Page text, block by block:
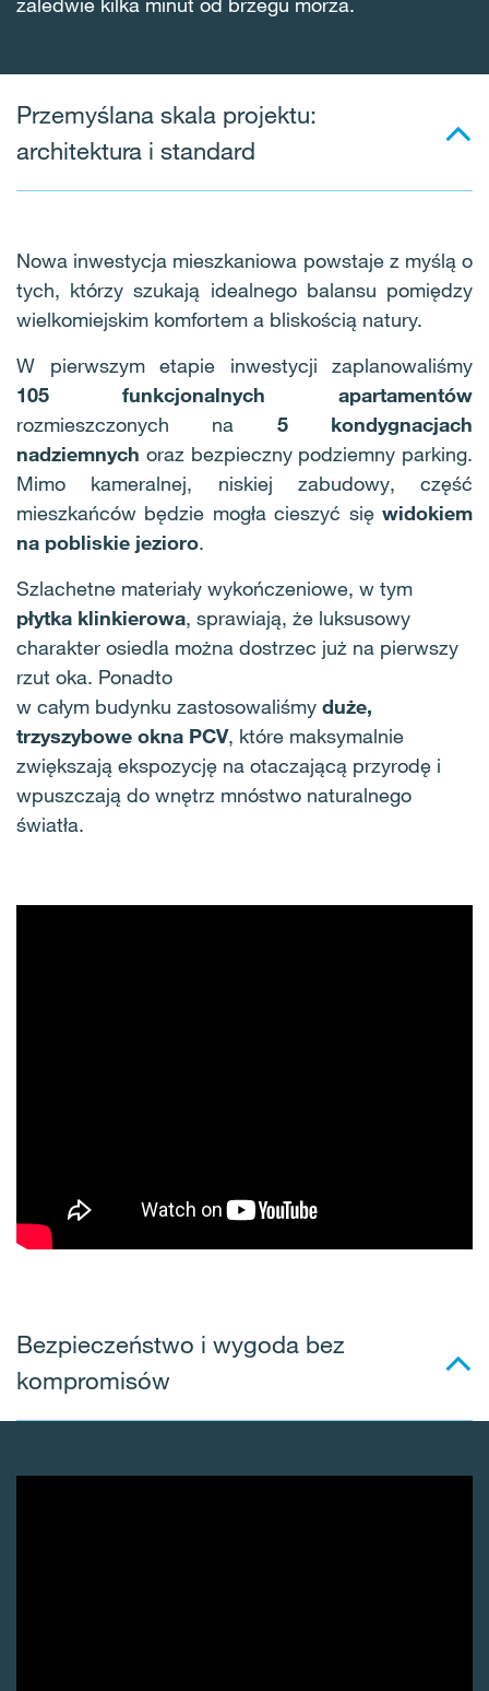
Przemyślana skala projektu:
architektura i standard
Nowa inwestycja mieszkaniowa powstaje z myślą o
tych, którzy szukają idealnego balansu pomiędzy
wielkomiejskim komfortem a bliskością natury.
W pierwszym etapie inwestycji zaplanowaliśmy
105 funkcjonalnych apartamentów
rozmieszczonych na 5 kondygnacjach
nadziemnych oraz bezpieczny podziemny parking.
Mimo kameralnej, niskiej zabudowy, część
mieszkańców będzie mogła cieszyć się widokiem
na pobliskie jezioro.
Szlachetne materiały wykończeniowe, w tym
płytka klinkierowa, sprawiają, że luksusowy
charakter osiedla można dostrzec już na pierwszy
rzut oka. Ponadto
w całym budynku zastosowaliśmy duże,
trzyszybowe okna PCV, które maksymalnie
zwiększają ekspozycję na otaczającą przyrodę i
wpuszczają do wnętrz mnóstwo naturalnego
światła.
Bezpieczeństwo i wygoda bez
kompromisów